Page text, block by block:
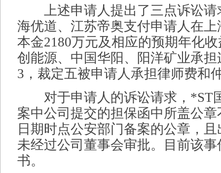
上述申请人提出了三点诉讼请
海优道、江苏帝奥支付申请人在
本金2180万元及相应的预期年化
创能源、中国华阳、阳洋矿业承
3，裁定五被申请人承担律师费和
对于申请人的诉讼请求，*ST
案中公司提交的担保函中所盖公
日期时点公安部门备案的公章，
未经过公司董事会审批。目前该
书。